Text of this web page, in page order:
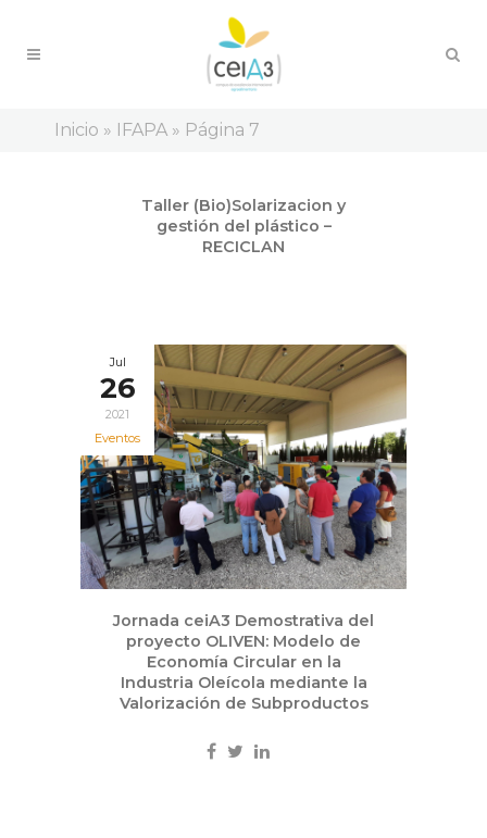
Inicio » IFAPA » Página 7
Taller (Bio)Solarizacion y
gestión del plástico –
RECICLAN
Jul
26
2021
Eventos
Jornada ceiA3 Demostrativa del
proyecto OLIVEN: Modelo de
Economía Circular en la
Industria Oleícola mediante la
Valorización de Subproductos